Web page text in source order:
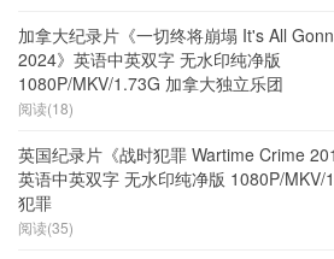
加拿大纪录片《一切终将崩塌 It's All
2024》英语中英双字 无水印纯净版
1080P/MKV/1.73G 加拿大独立乐团
阅读(18)
英国纪录片《战时犯罪 Wartime Crime
英语中英双字 无水印纯净版 1080P/MKV/
犯罪
阅读(35)